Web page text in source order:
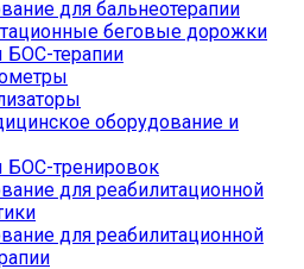
для бальнеотерапии
беговые дорожки
БОС-терапии
оборудование и
БОС-тренировок
для реабилитационной
для реабилитационной